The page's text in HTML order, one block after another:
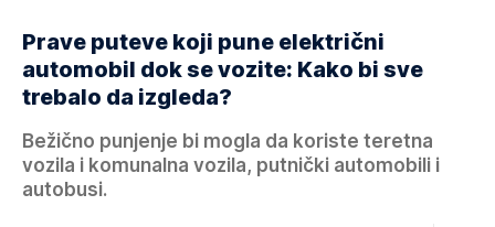
Prave puteve koji pune električni
automobil dok se vozite: Kako bi sve
trebalo da izgleda?
Bežično punjenje bi mogla da koriste teretna
vozila i komunalna vozila, putnički automobili i
autobusi.